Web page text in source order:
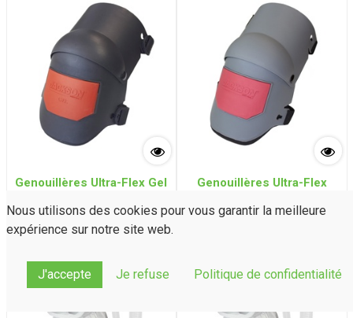
Genouillères Ultra-Flex Gel
Genouillères Ultra-Flex
Nous utilisons des cookies pour vous garantir la meilleure
expérience sur notre site web.
J'accepte Je refuse Politique de confidentialité